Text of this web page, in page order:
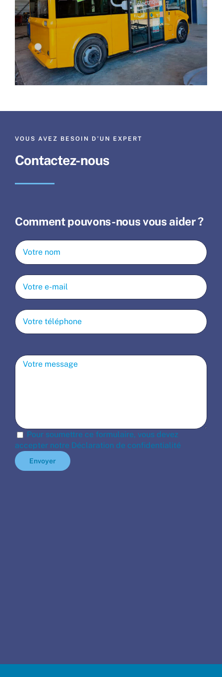
VOUS AVEZ BESOIN D’UN EXPERT
Contactez-nous
Comment pouvons-nous vous aider ?
Pour soumettre ce formulaire, vous devez
accepter notre Déclaration de confidentialité